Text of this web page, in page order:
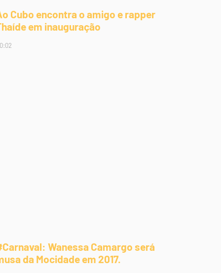
Cubo encontra o amigo e rapper
em inauguração
Wanessa Camargo será
da Mocidade em 2017.